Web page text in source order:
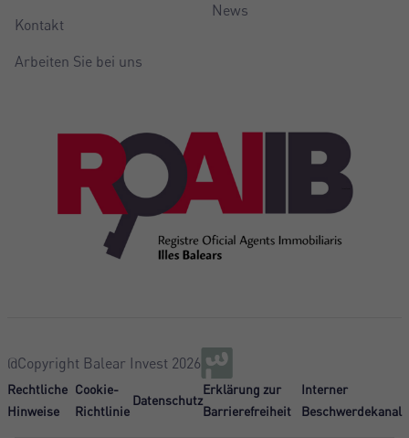
Kontakt
Arbeiten Sie bei uns
News
@Copyright Balear Invest 2026
Rechtliche
Hinweise
Cookie-
Richtlinie
Datenschutz
Erklärung zur
Barrierefreiheit
Interner
Beschwerdekanal